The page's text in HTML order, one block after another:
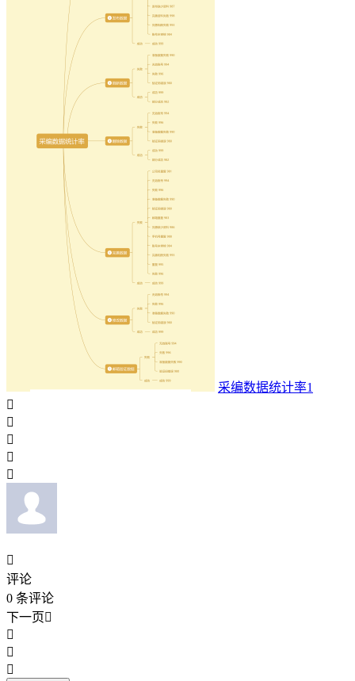
采编数据统计率1






评论
0 条评论
下一页


